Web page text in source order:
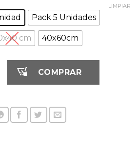
Pack 5 Unidades
cm 40x60cm
LIMPIAR
de uso general negra
COMPRAR